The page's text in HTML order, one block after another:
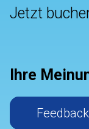
Jetzt
Ihre
Feedback